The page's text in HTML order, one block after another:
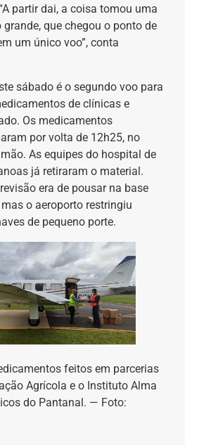
partir dai, a coisa tomou uma
que chegou o ponto de
um único voo”, conta
sábado é o segundo voo para
de clínicas e
Os medicamentos
por volta de 12h25, no
As equipes do hospital de
já retiraram o material.
era de pousar na base
o aeroporto restringiu
de pequeno porte.
feitos em parcerias
Agrícola e o Instituto Alma
do Pantanal. — Foto: